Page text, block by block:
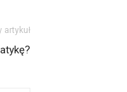
artykuł